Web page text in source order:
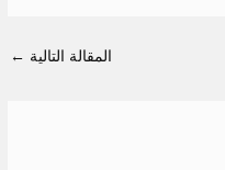
المقالة التالية ←